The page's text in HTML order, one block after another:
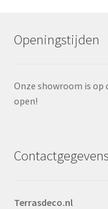
Openingstijden
Onze showroom is
open!
Contactgegevens
Terrasdeco.nl